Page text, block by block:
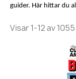
guider. Här hittar du
Visar 1-12 av